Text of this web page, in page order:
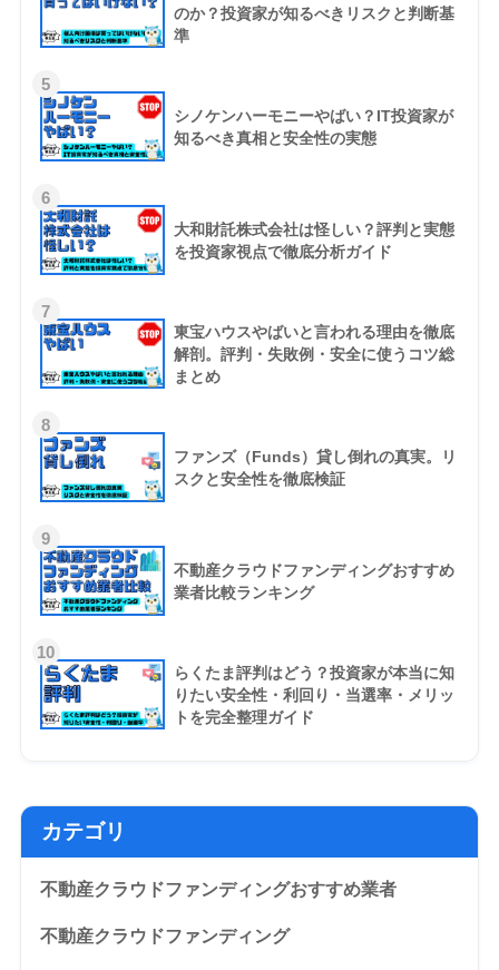
のか？投資家が知るべきリスクと判断基
準
5
シノケンハーモニーやばい？IT投資家が
知るべき真相と安全性の実態
6
大和財託株式会社は怪しい？評判と実態
を投資家視点で徹底分析ガイド
7
東宝ハウスやばいと言われる理由を徹底
解剖。評判・失敗例・安全に使うコツ総
まとめ
8
ファンズ（Funds）貸し倒れの真実。リ
スクと安全性を徹底検証
9
不動産クラウドファンディングおすすめ
業者比較ランキング
10
らくたま評判はどう？投資家が本当に知
りたい安全性・利回り・当選率・メリッ
トを完全整理ガイド
カテゴリ
不動産クラウドファンディングおすすめ業者
不動産クラウドファンディング